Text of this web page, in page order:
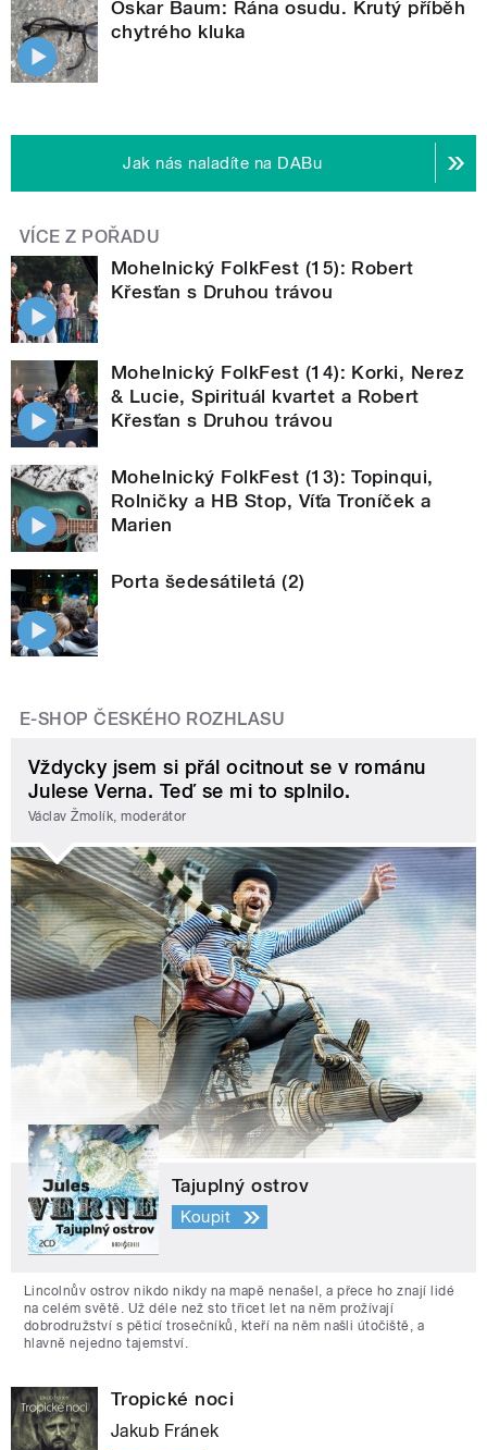
Oskar Baum: Rána osudu. Krutý příběh
chytrého kluka
Jak nás naladíte na DABu
VÍCE Z POŘADU
Mohelnický FolkFest (15): Robert
Křesťan s Druhou trávou
Mohelnický FolkFest (14): Korki, Nerez
& Lucie, Spirituál kvartet a Robert
Křesťan s Druhou trávou
Mohelnický FolkFest (13): Topinqui,
Rolničky a HB Stop, Víťa Troníček a
Marien
Porta šedesátiletá (2)
E-SHOP ČESKÉHO ROZHLASU
Vždycky jsem si přál ocitnout se v románu
Julese Verna. Teď se mi to splnilo.
Václav Žmolík, moderátor
Tajuplný ostrov
Koupit
Lincolnův ostrov nikdo nikdy na mapě nenašel, a přece ho znají lidé
na celém světě. Už déle než sto třicet let na něm prožívají
dobrodružství s pěticí trosečníků, kteří na něm našli útočiště, a
hlavně nejedno tajemství.
Tropické noci
Jakub Fránek